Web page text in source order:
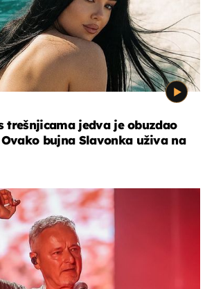
trešnjicama jedva je obuzdao
bujna Slavonka uživa na